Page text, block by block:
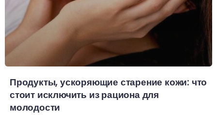
Продукты, ускоряющие старение кожи: что
стоит исключить из рациона для
молодости